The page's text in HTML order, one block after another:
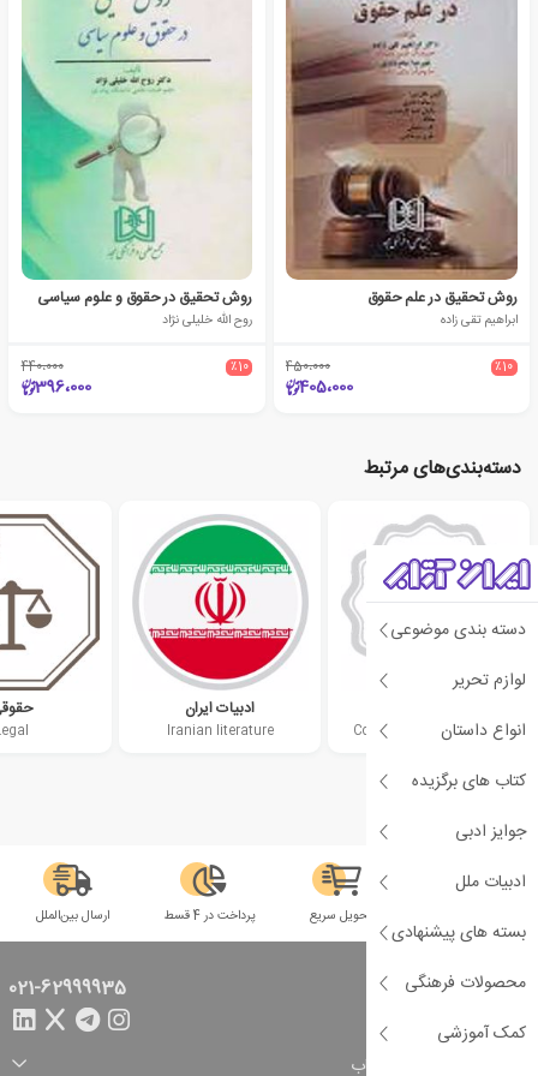
دسته بندی موضوعی
لوازم تحریر
انواع داستان
کتاب های برگزیده
جوایز ادبی
ادبیات ملل
بسته های پیشنهادی
محصولات فرهنگی
کمک آموزشی
روش تحقیق در علم حقوق
ابراهیم تقی زاده
٪10 450،000
405،000
روش تحقیق در حقوق و علوم سیاسی
روح الله خلیلی نژاد
٪10 440،000
396،000
دسته‌بندی‌های مرتبط
Contemporary literature
ادبیات ایران
Iranian literature
تحویل سریع پرداخت در 4 قسط ارسال بین‌الملل
تماس با ما 021-62999935
راهنمای خرید از ایران کتاب